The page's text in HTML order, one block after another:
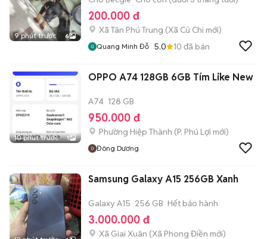
9 phút trước 6
200.000 đ
Xã Tân Phú Trung (Xã Củ Chi mới)
Quang Minh Đỗ 5.0 10 đã bán
10 phút trước 1
OPPO A74 128GB 6GB Tím Like New
A74 128 GB
950.000 đ
Phường Hiệp Thành (P. Phú Lợi mới)
Đông Dương
Samsung Galaxy A15 256GB Xanh
Galaxy A15 256 GB Hết bảo hành
3.000.000 đ
Xã Giai Xuân (Xã Phong Điền mới)